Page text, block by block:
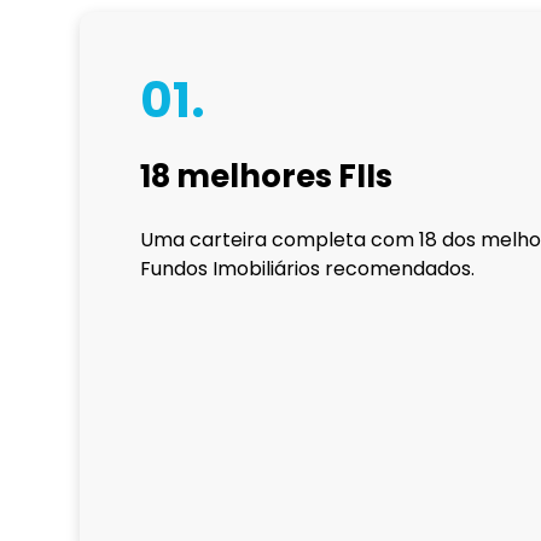
01.
18 melhores FIIs
Uma carteira completa com 18 dos
Fundos Imobiliários recomendados.